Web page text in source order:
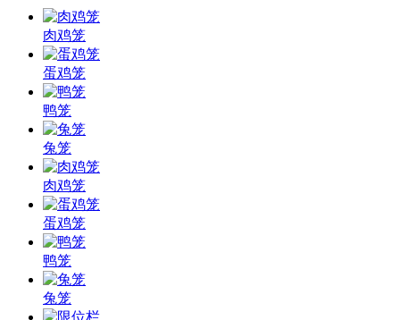
肉鸡笼
蛋鸡笼
鸭笼
兔笼
肉鸡笼
蛋鸡笼
鸭笼
兔笼